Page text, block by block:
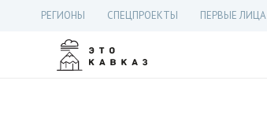
РЕГИОНЫ СПЕЦПРОЕКТЫ ПЕРВЫЕ ЛИЦА